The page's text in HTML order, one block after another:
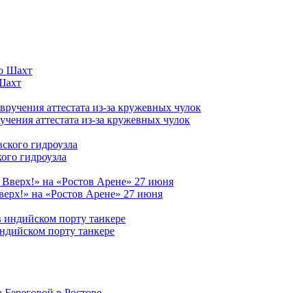
аттестата из-за кружевных чулок
гидроузла
на «Ростов Арене» 27 июня
порту танкере